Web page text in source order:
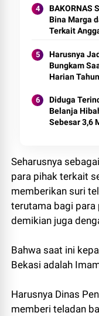
MEMBUAT
GERAM
BAKORNAS Soroti Dinas
Bina Marga
Terkait
Harusnya
Bungkam
Harian
Diduga
Belanja
Sebesar 3,6
Seharusnya
para pihak terkait
memberikan suri
terutama bagi
demikian juga
Bahwa saat ini
Bekasi adalah
Harusnya Dinas
memberi teladan